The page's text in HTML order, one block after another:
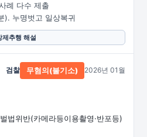
례 다수 제출
). 누명벗고 일상복귀
제추행 해설
법위반(카메라등이용촬영·반포등)
검찰 무혐의(불기소) 2026년 01월